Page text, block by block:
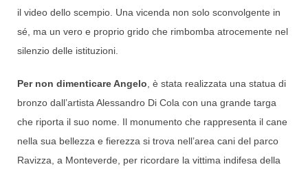
il video dello scempio. Una vicenda non solo sconvolgente in
sé, ma un vero e proprio grido che rimbomba atrocemente nel
silenzio delle istituzioni.
Per non dimenticare Angelo , è stata realizzata una statua di
bronzo dall’artista Alessandro Di Cola con una grande targa
che riporta il suo nome. Il monumento che rappresenta il cane
nella sua bellezza e fierezza si trova nell’area cani del parco
Ravizza, a Monteverde, per ricordare la vittima indifesa della